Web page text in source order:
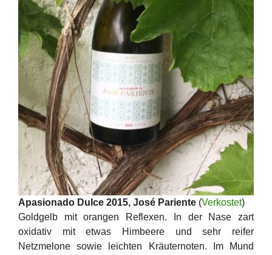
Apasionado Dulce 2015, José Pariente (Verkostet)
Goldgelb mit orangen Reflexen. In der Nase zart
oxidativ mit etwas Himbeere und sehr reifer
Netzmelone sowie leichten Kräuternoten. Im Mund